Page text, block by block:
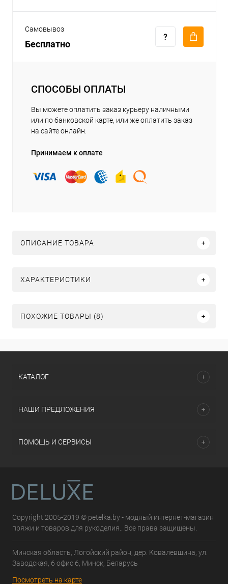
Самовывоз
Бесплатно
СПОСОБЫ ОПЛАТЫ
Вы можете оплатить заказ курьеру наличными
или по банковской карте, или же оплатить заказ
на сайте онлайн.
Принимаем к оплате
ОПИСАНИЕ ТОВАРА
ХАРАКТЕРИСТИКИ
ПОХОЖИЕ ТОВАРЫ (8)
КАТАЛОГ
НАШИ ПРЕДЛОЖЕНИЯ
ПОМОЩЬ И СЕРВИСЫ
Copyright 2005-2019 © petelka.by - модный интернет-магазин
пряжи и товаров для рукоделия.. Все права защищены.
Минская область, Логойский район, дер. Ковалевщина, ул.
Заводская, 6 офис 6, Минск, Беларусь
Посмотреть на карте